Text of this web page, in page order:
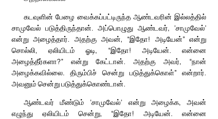
கடவுளின் பேழை வைக்கப்பட்டிருந்த ஆண்டவரின் இல்லத்தில்
சாமுவேல் படுத்திருந்தான். அப்பொழுது ஆண்டவர், ‘சாமுவேல்’
என்று அழைத்தார். அதற்கு அவன், “இதோ! அடியேன்” என்று
சொல்லி, ஏலியிடம் ஓடி, “இதோ! அடியேன். என்னை
அழைத்தீர்களா?” என்று கேட்டான். அதற்கு அவர், “நான்
அழைக்கவில்லை. திரும்பிச் சென்று படுத்துக்கொள்” என்றார்.
அவனும் சென்று படுத்துக்கொண்டான்.
ஆண்டவர் மீண்டும் ‘சாமுவேல்’ என்று அழைக்க, அவன்
எழுந்து ஏலியிடம் சென்று, “இதோ! அடியேன். என்னை